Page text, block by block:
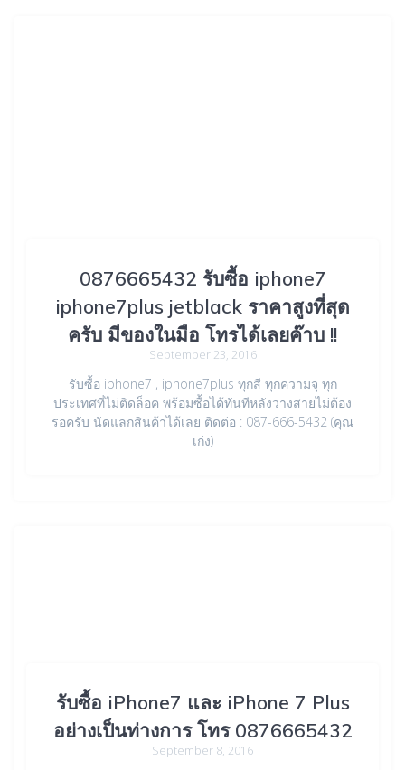
0876665432 รับซื้อ iphone7
iphone7plus jetblack ราคาสูงที่สุด
ครับ มีของในมือ โทรได้เลยค๊าบ !!
September 23, 2016
รับซื้อ iphone7 , iphone7plus ทุกสี ทุกความจุ ทุก
ประเทศที่ไม่ติดล็อค พร้อมซื้อได้ทันทีหลังวางสายไม่ต้อง
รอครับ นัดแลกสินค้าได้เลย ติดต่อ : 087-666-5432 (คุณ
เก่ง)
รับซื้อ iPhone7 และ iPhone 7 Plus
อย่างเป็นท่างการ โทร 0876665432
September 8, 2016